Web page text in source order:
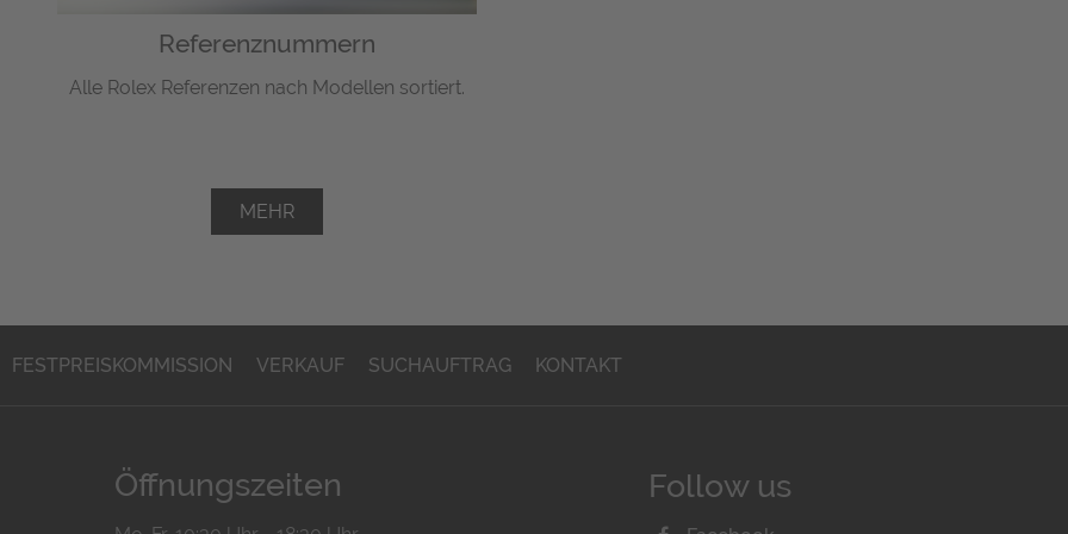
Referenznummern
Alle Rolex Referenzen nach Modellen sortiert.
MEHR
FESTPREISKOMMISSION VERKAUF SUCHAUFTRAG KONTAKT
Öffnungszeiten Follow us